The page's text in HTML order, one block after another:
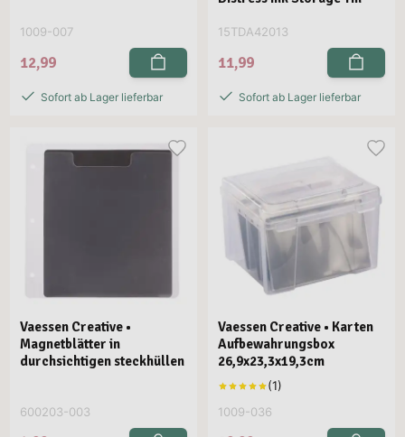
1009-007
12,99
Sofort ab Lager lieferbar
15TDA42013
11,99
Sofort ab Lager lieferbar
Vaessen Creative •
Magnetblätter in
durchsichtigen steckhüllen
600203-003
Vaessen Creative • Karten
Aufbewahrungsbox
26,9x23,3x19,3cm
1009-036